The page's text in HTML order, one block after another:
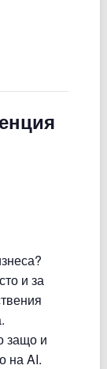
и за
защо и
на AI.